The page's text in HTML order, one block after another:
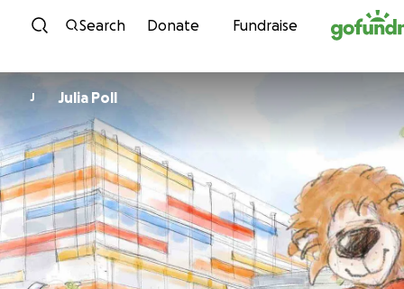
Skip to content
Search Donate Fundraise
J Julia Poll